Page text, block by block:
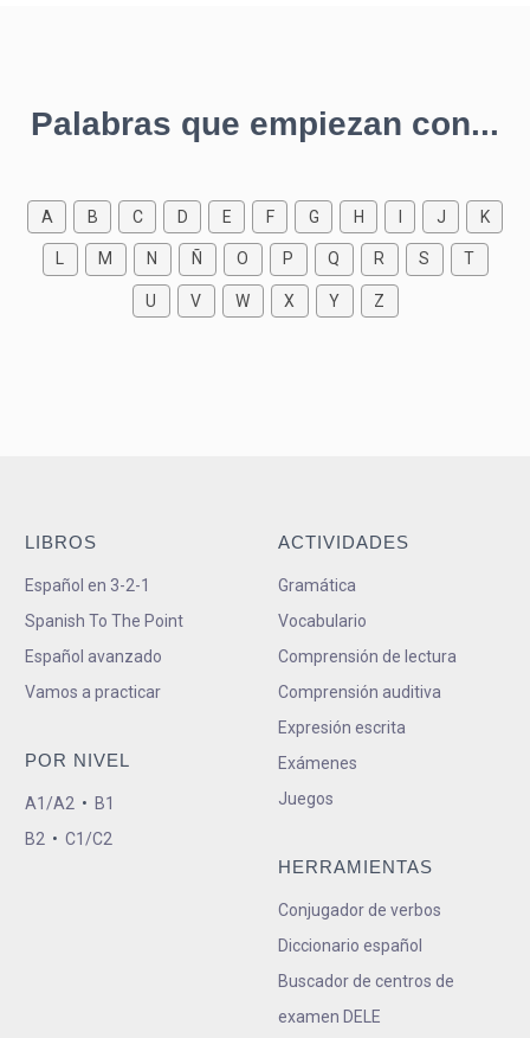
Palabras que empiezan con...
A B C D E F G H J K
L M N Ñ O P Q R S T
U V W X Y Z
LIBROS
Español en 3-2-1
Spanish To The Point
Español avanzado
Vamos a practicar
POR NIVEL
A1/A2 • B1
B2 • C1/C2
ACTIVIDADES
Gramática
Vocabulario
Comprensión de lectura
Comprensión auditiva
Expresión escrita
Exámenes
Juegos
HERRAMIENTAS
Conjugador de verbos
Diccionario español
Buscador de centros de
examen DELE